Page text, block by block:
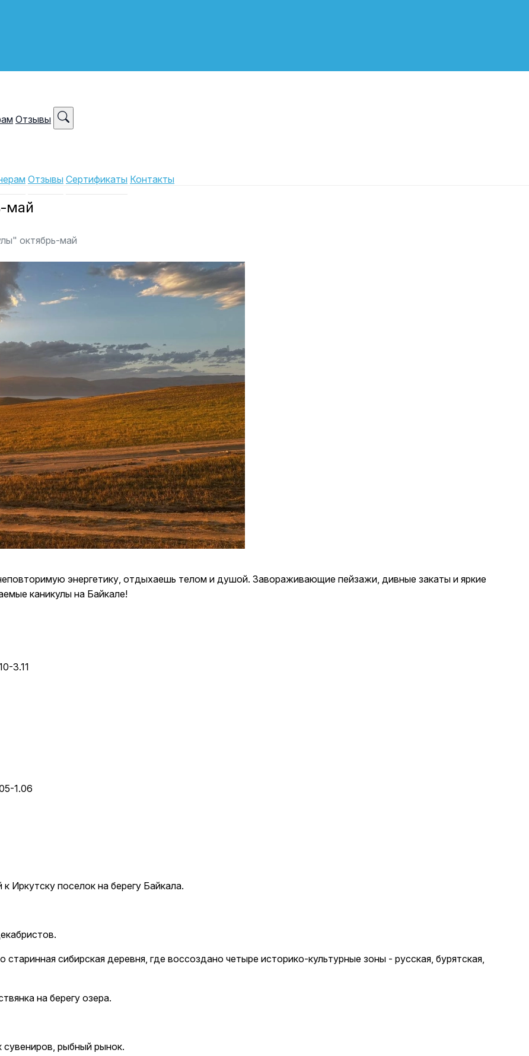
ksldkfjsdlfkjsls;ldfkgjsdl;kfkфыва
Отзывы
Отзывы Сертификаты Контакты
май
октябрь-май
энергетику, отдыхаешь телом и душой. Завораживающие пейзажи, дивные закаты и яркие
каникулы на Байкале!
3.11
1.06
Иркутску поселок на берегу Байкала.
сибирская деревня, где воссоздано четыре историко-культурные зоны - русская, бурятская,
на берегу озера.
сувениров, рыбный рынок.